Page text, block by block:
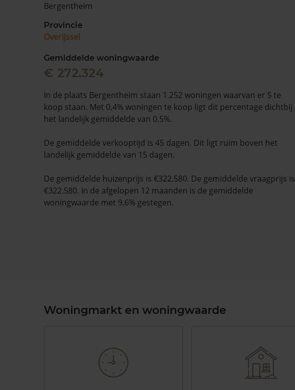
Bergentheim
Provincie
Overijssel
Gemiddelde woningwaarde
€ 272.324
In de plaats Bergentheim staan 1.252 woningen waarvan er 5 te
koop staan. Met 0,4% woningen te koop ligt dit percentage dichtbij
het landelijk gemiddelde van 0.5%.
De gemiddelde verkooptijd is 45 dagen. Dit ligt ruim boven het
landelijk gemiddelde van 15 dagen.
De gemiddelde huizenprijs is €322.580. De gemiddelde vraagprijs is
€322.580. In de afgelopen 12 maanden is de gemiddelde
woningwaarde met 9,6% gestegen.
Woningmarkt en woningwaarde